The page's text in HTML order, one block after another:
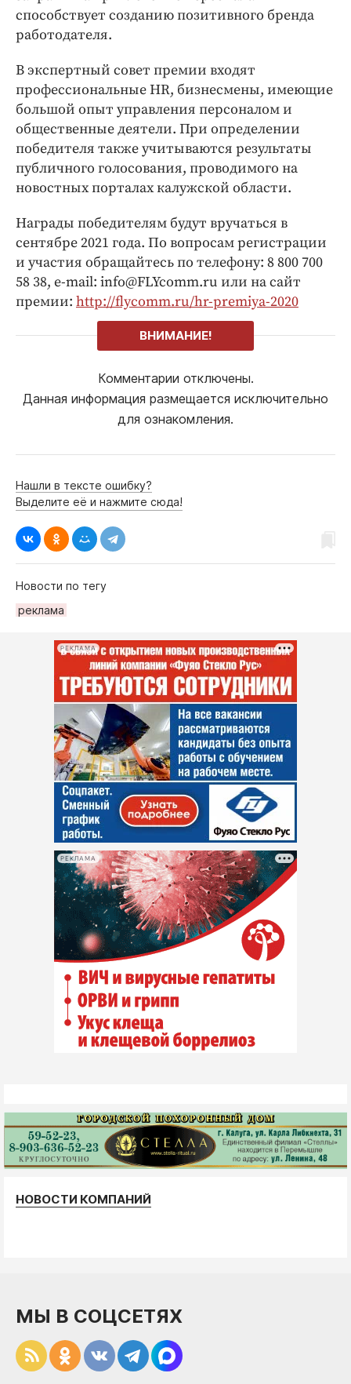
способствует созданию позитивного бренда
работодателя.
В экспертный совет премии входят
профессиональные HR, бизнесмены, имеющие
большой опыт управления персоналом и
общественные деятели. При определении
победителя также учитываются результаты
публичного голосования, проводимого на
новостных порталах калужской области.
Награды победителям будут вручаться в
сентябре 2021 года. По вопросам регистрации
и участия обращайтесь по телефону: 8 800 700
58 38, e-mail: info@FLYcomm.ru или на сайт
премии: http://flycomm.ru/hr-premiya-2020
ВНИМАНИЕ!
Комментарии отключены.
Данная информация размещается исключительно
для ознакомления.
Нашли в тексте ошибку?
Выделите её и нажмите сюда!
Новости по тегу
реклама
РЕКЛАМА
РЕКЛАМА
НОВОСТИ КОМПАНИЙ
МЫ В СОЦСЕТЯХ